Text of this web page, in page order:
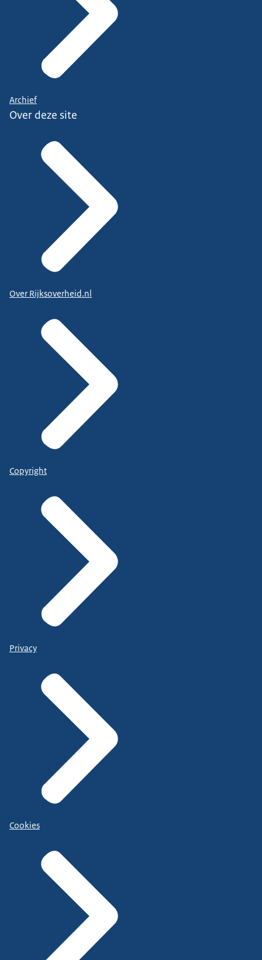
Archief
Over deze site
Over Rijksoverheid.nl
Copyright
Privacy
Cookies